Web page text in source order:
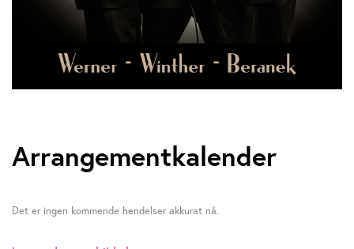
Arrangementkalender
Det er ingen kommende hendelser akkurat nå.